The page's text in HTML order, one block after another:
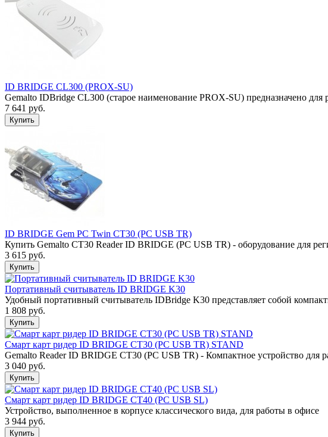
ID BRIDGE CL300 (PROX-SU)
Gemalto IDBridge CL300 (старое наименование PROX-SU) предназначено для
7 641 руб.
ID BRIDGE Gem PC Twin CT30 (PC USB TR)
Купить Gemalto CT30 Reader ID BRIDGE (PC USB TR) - оборудование для
3 615 руб.
Портативный считыватель ID BRIDGE K30
Удобный портативный считыватель IDBridge K30 представляет собой
1 808 руб.
Смарт карт ридер ID BRIDGE CT30 (PC USB TR) STAND
Gemalto Reader ID BRIDGE CT30 (PC USB TR) - Компактное устройство для
3 040 руб.
Смарт карт ридер ID BRIDGE CT40 (PC USB SL)
Устройство, выполненное в корпусе классического вида, для работы в офисе
3 944 руб.